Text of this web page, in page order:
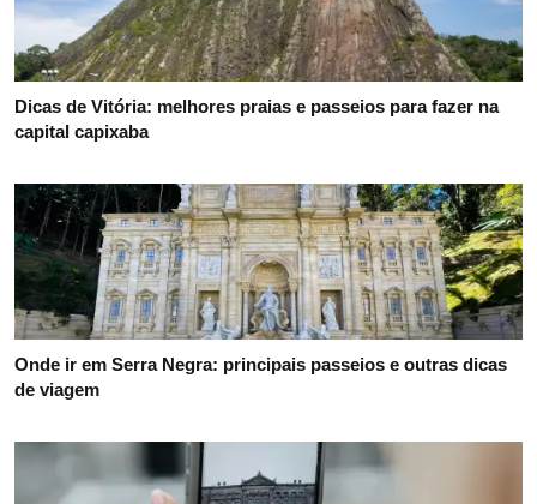
Dicas de Vitória: melhores praias e passeios para fazer na
capital capixaba
Onde ir em Serra Negra: principais passeios e outras dicas
de viagem